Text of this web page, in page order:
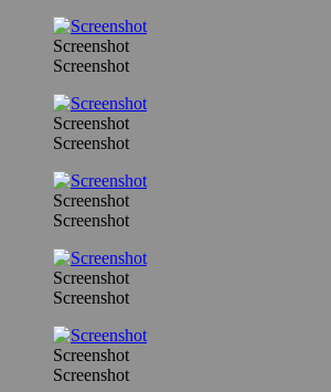
Screenshot
Screenshot
Screenshot
Screenshot
Screenshot
Screenshot
Screenshot
Screenshot
Screenshot
Screenshot